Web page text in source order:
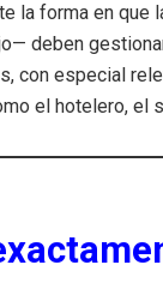
la forma en
deben
con especial
el hotelero, el